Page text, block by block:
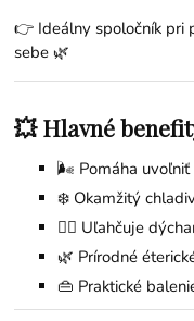
👉 Ideálny spoločník pri
sebe 🌿
💥 Hlavné
🌬️ Pomáha uvoľniť
❄️ Okamžitý
😮‍💨 Uľahčuje
🌿 Prírodné
👜 Praktické